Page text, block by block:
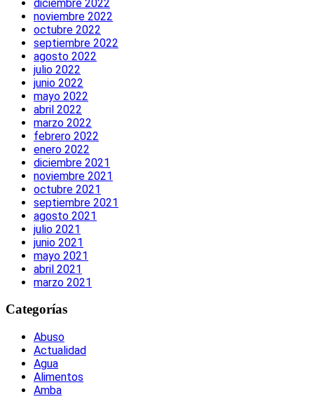
diciembre 2022
noviembre 2022
octubre 2022
septiembre 2022
agosto 2022
julio 2022
junio 2022
mayo 2022
abril 2022
marzo 2022
febrero 2022
enero 2022
diciembre 2021
noviembre 2021
octubre 2021
septiembre 2021
agosto 2021
julio 2021
junio 2021
mayo 2021
abril 2021
marzo 2021
Categorías
Abuso
Actualidad
Agua
Alimentos
Amba